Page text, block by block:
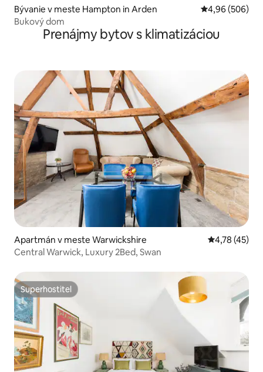
Bývanie v meste Hampton in Arden Priemerné
4,96 (506)
Bukový dom
Prenájmy bytov s klimatizáciou
Apartmán v meste Warwickshire Priemerné
4,78 (45)
Central Warwick, Luxury 2Bed, Swan
Superhostiteľ
Superhostiteľ